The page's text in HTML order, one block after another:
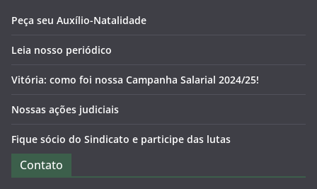
Peça seu Auxílio-Natalidade
Leia nosso periódico
Vitória: como foi nossa Campanha Salarial 2024/25!
Nossas ações judiciais
Fique sócio do Sindicato e participe das lutas
Contato